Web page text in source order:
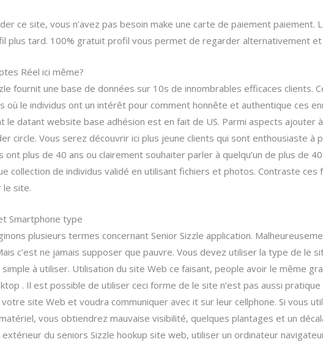
ce site, vous n’avez pas besoin make une carte de paiement
plus tard. 100% gratuit profil vous permet de regarder alternativement
Réel ici même?
fournit une base de données sur 10s de innombrables efficaces clients.
où le individus ont un intérêt pour comment honnête et authentique ces
le datant website base adhésion est en fait de US. Parmi aspects ajouter
circle. Vous serez découvrir ici plus jeune clients qui sont enthousiaste à
ont plus de 40 ans ou clairement souhaiter parler à quelqu’un de plus de
collection de individus validé en utilisant fichiers et photos. Contraste
le site.
Smartphone type
plusieurs termes concernant Senior Sizzle application.
c’est ne jamais supposer que pauvre. Vous devez utiliser la type de le
à utiliser. Utilisation du site Web ce faisant, people avoir le même
. Il est possible de utiliser ceci forme de le site n’est pas aussi
votre site Web et voudra communiquer avec it sur leur cellphone. Si vous
vous obtiendrez mauvaise visibilité, quelques plantages et un
du seniors Sizzle hookup site web, utiliser un ordinateur